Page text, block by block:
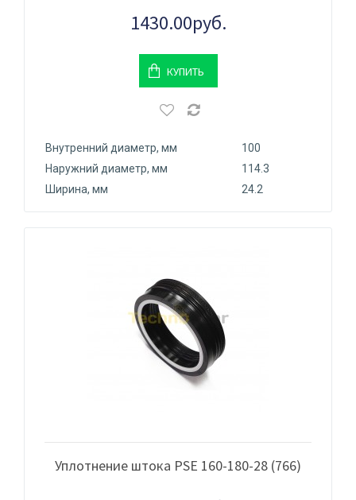
1430.00руб.
КУПИТЬ
Внутренний диаметр, мм
100
Наружний диаметр, мм
114.3
Ширина, мм
24.2
Уплотнение штока PSE 160-180-28 (766)